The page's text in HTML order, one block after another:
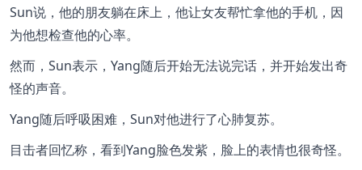
Sun说，他的朋友躺在床上，他让女友帮忙拿他的手机，因
为他想检查他的心率。
然而，Sun表示，Yang随后开始无法说完话，并开始发出奇
怪的声音。
Yang随后呼吸困难，Sun对他进行了心肺复苏。
目击者回忆称，看到Yang脸色发紫，脸上的表情也很奇怪。